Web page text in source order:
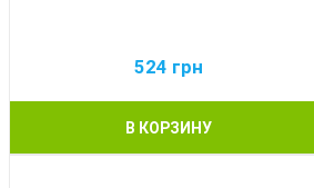
524 грн
В КОРЗИНУ